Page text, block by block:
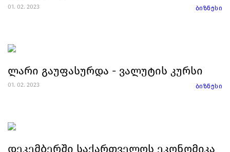
01. 02. 2023 ბიზნესი
ლარი გაუფასურდა - ვალუტის კურსი
01. 02. 2023 ბიზნესი
დეკემბერში საქართველოს ეკონომიკა